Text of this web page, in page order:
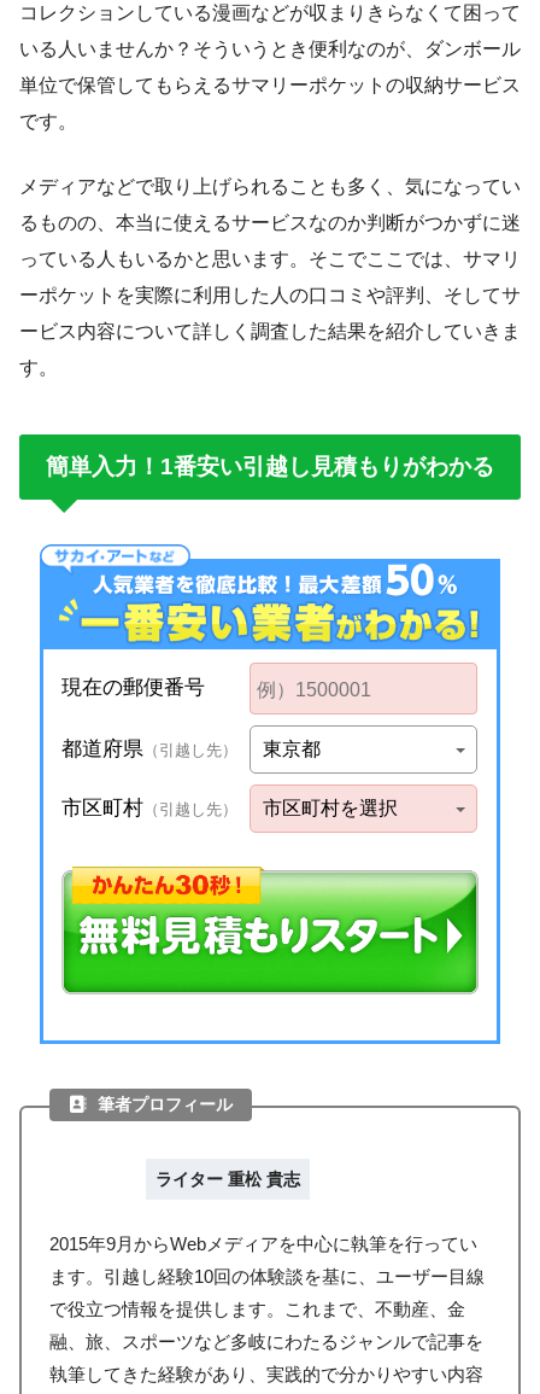
コレクションしている漫画などが収まりきらなくて困って
いる人いませんか？そういうとき便利なのが、ダンボール
単位で保管してもらえるサマリーポケットの収納サービス
です。
メディアなどで取り上げられることも多く、気になってい
るものの、本当に使えるサービスなのか判断がつかずに迷
っている人もいるかと思います。そこでここでは、サマリ
ーポケットを実際に利用した人の口コミや評判、そしてサ
ービス内容について詳しく調査した結果を紹介していきま
す。
簡単入力！1番安い引越し見積もりがわかる
筆者プロフィール
ライター 重松 貴志
2015年9月からWebメディアを中心に執筆を行ってい
ます。引越し経験10回の体験談を基に、ユーザー目線
で役立つ情報を提供します。これまで、不動産、金
融、旅、スポーツなど多岐にわたるジャンルで記事を
執筆してきた経験があり、実践的で分かりやすい内容